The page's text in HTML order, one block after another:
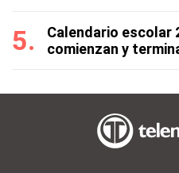
Calendario escolar
comienzan y